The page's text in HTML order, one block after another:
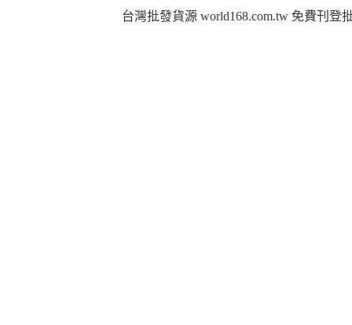
台灣批發貨源 world168.com.tw 免費刊登